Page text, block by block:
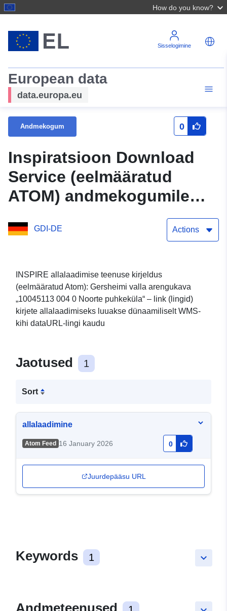
How do you know?
Sisselogimine
European data
data.europa.eu
Andmekogum 0
Inspiratsioon Download
Service (eelmääratud
ATOM) andmekogumile
„10045113 004 0 Noorte
GDI-DE Actions
INSPIRE allalaadimise teenuse kirjeldus
(eelmääratud Atom): Gersheimi valla arengukava
„10045113 004 0 Noorte puhkeküla“ – link (lingid)
kirjete allalaadimiseks luuakse dünaamiliselt WMS-
kihi dataURL-lingi kaudu
Jaotused 1
Sort
allalaadimine
Atom Feed 16 January 2026 0
Juurdepääsu URL
keyboard_arrow_down
Keywords 1